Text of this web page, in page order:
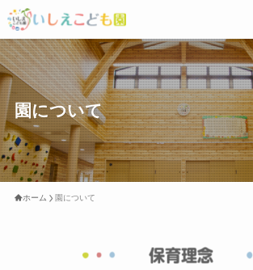
園について
ホーム 園について